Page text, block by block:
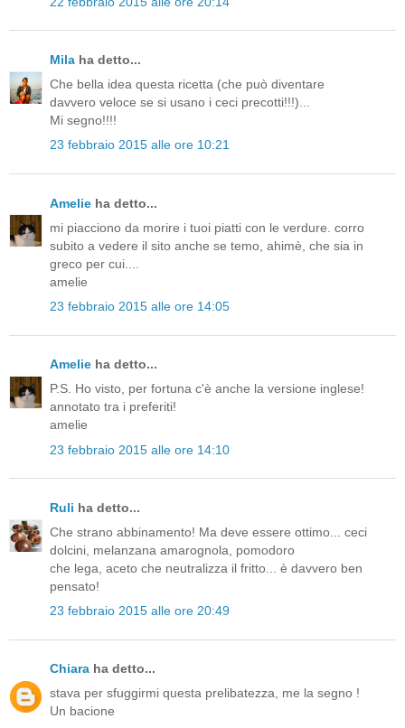
Mila ha detto...
Che bella idea questa ricetta (che può diventare
davvero veloce se si usano i ceci precotti!!!)...
Mi segno!!!!
23 febbraio 2015 alle ore 10:21
Amelie ha detto...
mi piacciono da morire i tuoi piatti con le verdure. corro
subito a vedere il sito anche se temo, ahimè, che sia in
greco per cui....
amelie
23 febbraio 2015 alle ore 14:05
Amelie ha detto...
P.S. Ho visto, per fortuna c'è anche la versione inglese!
annotato tra i preferiti!
amelie
23 febbraio 2015 alle ore 14:10
Ruli ha detto...
Che strano abbinamento! Ma deve essere ottimo... ceci
dolcini, melanzana amarognola, pomodoro
che lega, aceto che neutralizza il fritto... è davvero ben
pensato!
23 febbraio 2015 alle ore 20:49
Chiara ha detto...
stava per sfuggirmi questa prelibatezza, me la segno !
Un bacione